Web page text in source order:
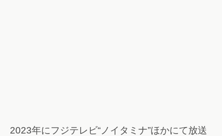
2023年にフジテレビ“ノイタミナ”ほかにて放送